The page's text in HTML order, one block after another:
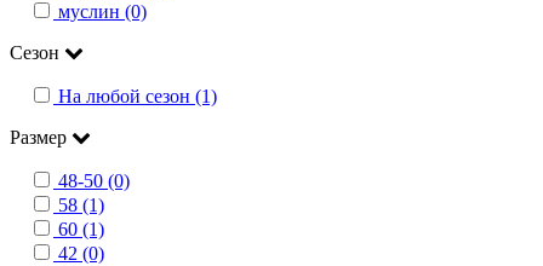
муслин (0)
Сезон
На любой сезон (1)
Размер
48-50 (0)
58 (1)
60 (1)
42 (0)